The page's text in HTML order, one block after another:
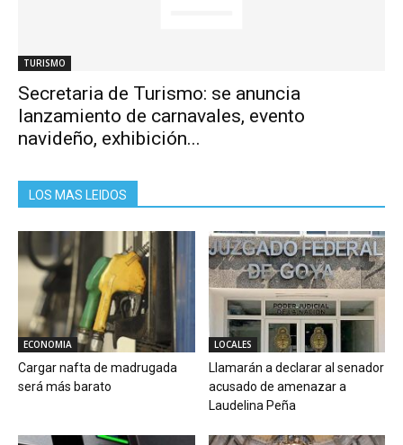
TURISMO
Secretaria de Turismo: se anuncia
lanzamiento de carnavales, evento
navideño, exhibición...
LOS MAS LEIDOS
ECONOMIA
Cargar nafta de madrugada
será más barato
LOCALES
Llamarán a declarar al senador
acusado de amenazar a
Laudelina Peña